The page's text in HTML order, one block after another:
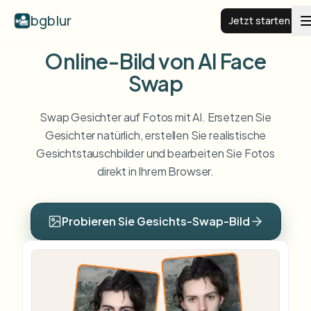
bgblur Jetzt starten
BG weichzeichnen
Preise
Beispiele
Alle Beispiele anzeigen
Die gesamte Beispielbibliothek durchsuchen
Gesicht weichzeichnen
Kennzeichen weichzeichnen
Funktionen
View all features
Browse every blur tool in one place
Unternehmen
Schulen & Bildung
Ressourcen
Online-Bild von AI Face
Swap
Swap Gesichter auf Fotos mit AI. Ersetzen Sie
Gesichter natürlich, erstellen Sie realistische
Gesichtstauschbilder und bearbeiten Sie Fotos
direkt in Ihrem Browser.
Probieren Sie Gesichts-Swap-Bild